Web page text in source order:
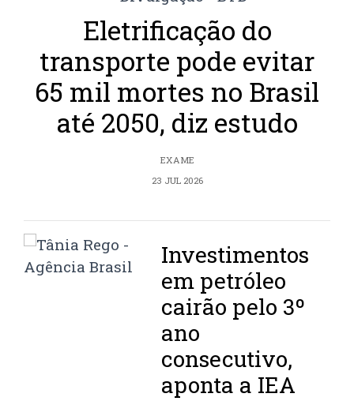
Eletrificação do
transporte pode evitar
65 mil mortes no Brasil
até 2050, diz estudo
EXAME
23 JUL 2026
Investimentos
em petróleo
cairão pelo 3º
ano
consecutivo,
aponta a IEA